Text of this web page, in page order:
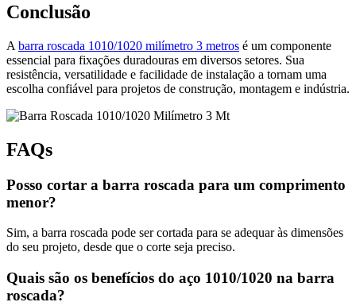
Conclusão
A barra roscada 1010/1020 milímetro 3 metros é um componente
essencial para fixações duradouras em diversos setores. Sua
resistência, versatilidade e facilidade de instalação a tornam uma
escolha confiável para projetos de construção, montagem e indústria.
FAQs
Posso cortar a barra roscada para um comprimento
menor?
Sim, a barra roscada pode ser cortada para se adequar às dimensões
do seu projeto, desde que o corte seja preciso.
Quais são os benefícios do aço 1010/1020 na barra
roscada?